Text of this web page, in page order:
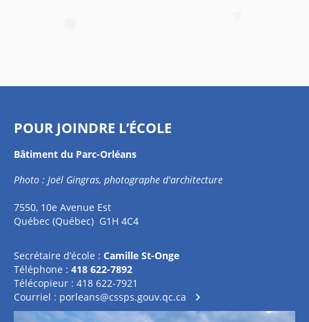
POUR JOINDRE L’ÉCOLE
Bâtiment du Parc-Orléans
Photo : Joël Gingras, photographe d'architecture
7550, 10e Avenue Est
Québec (Québec) G1H 4C4
Secrétaire d’école : Camille St-Onge
Téléphone : 418 622-7892
Télécopieur : 418 622-7921
Courriel : porleans@cssps.gouv.qc.ca